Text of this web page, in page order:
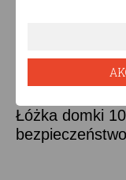
wiele miejsca,
Łóżka domki